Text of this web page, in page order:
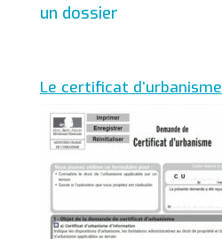
un dossier
Le certificat d’urbanisme